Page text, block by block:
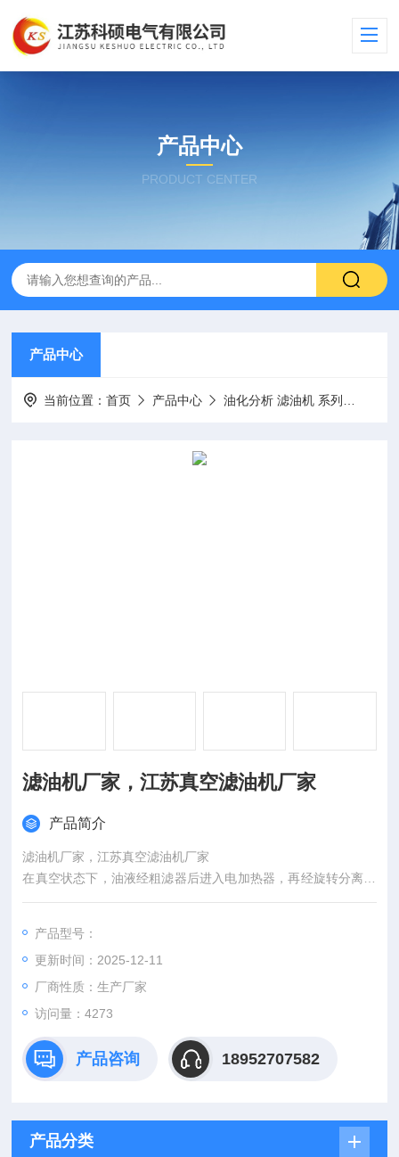
产品中心
PRODUCT CENTER
产品中心
当前位置：首页 产品中心 油化分析 滤油机 系列
滤油机厂家，江苏真空滤油机厂家
产品简介
滤油机厂家，江苏真空滤油机厂家
在真空状态下，油液经粗滤器后进入电加热器，再经旋转分离器
进入真空脱气罐进行油水分离，水分和气体经消沫、冷却器、罗
过滤器除去杂质后，输出净化油。
产品型号：
更新时间：2025-12-11
厂商性质：生产厂家
访问量：4273
产品咨询 18952707582
产品分类